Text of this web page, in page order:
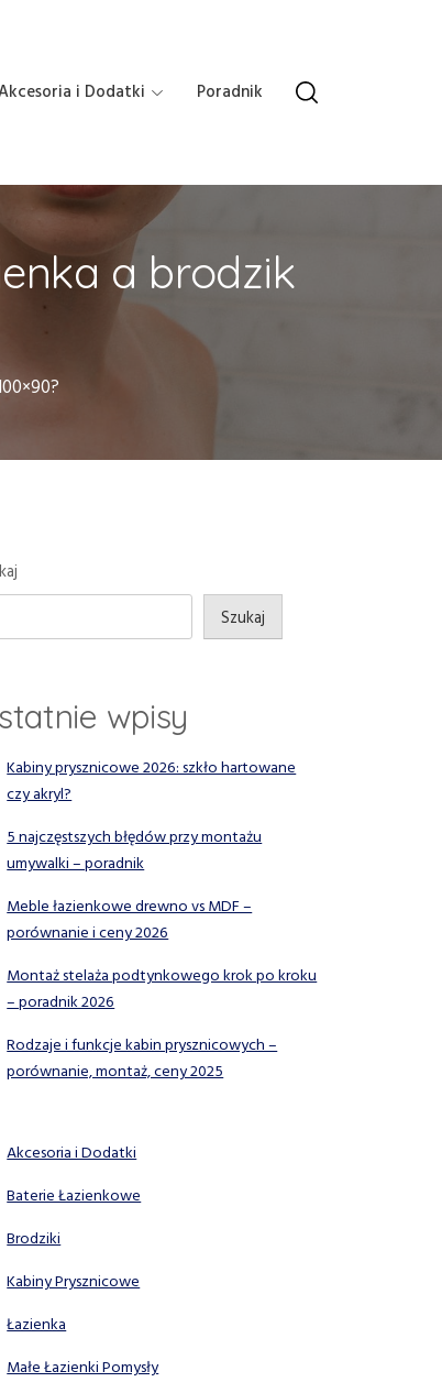
i Dodatki Poradnik
a brodzik
Szukaj
wpisy
Kabiny prysznicowe 2026: szkło hartowane
czy akryl?
5 najczęstszych błędów przy montażu
umywalki – poradnik
Meble łazienkowe drewno vs MDF –
porównanie i ceny 2026
Montaż stelaża podtynkowego krok po kroku
– poradnik 2026
Rodzaje i funkcje kabin prysznicowych –
porównanie, montaż, ceny 2025
Akcesoria i Dodatki
Baterie Łazienkowe
Brodziki
Kabiny Prysznicowe
Łazienka
Małe Łazienki Pomysły